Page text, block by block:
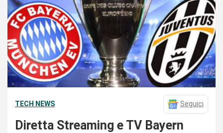
TECH NEWS Seguici
Diretta Streaming e TV Bayern